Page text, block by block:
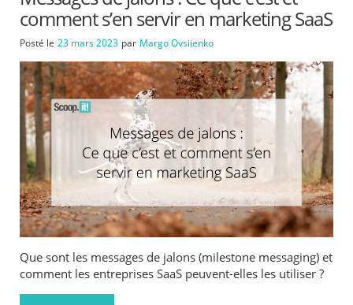
comment s’en servir en marketing SaaS
Posté le 23 mars 2023 par Margo Ovsiienko
Que sont les messages de jalons (milestone messaging) et
comment les entreprises SaaS peuvent-elles les utiliser ?